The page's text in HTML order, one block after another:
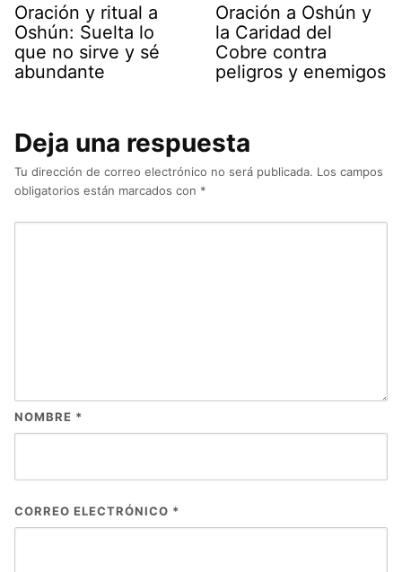
Oración y ritual a
Oshún: Suelta lo
que no sirve y sé
abundante
Oración a Oshún y
la Caridad del
Cobre contra
peligros y enemigos
Deja una respuesta
Tu dirección de correo electrónico no será publicada. Los campos
obligatorios están marcados con *
NOMBRE *
CORREO ELECTRÓNICO *